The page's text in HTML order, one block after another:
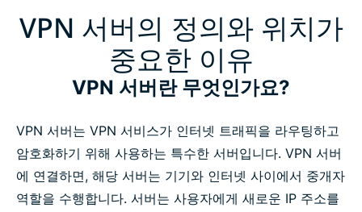
VPN 서버의 정의와 위치가
중요한 이유
VPN 서버란 무엇인가요?
VPN 서버는 VPN 서비스가 인터넷 트래픽을 라우팅하고
암호화하기 위해 사용하는 특수한 서버입니다. VPN 서버
에 연결하면, 해당 서버는 기기와 인터넷 사이에서 중개자
역할을 수행합니다. 서버는 사용자에게 새로운 IP 주소를